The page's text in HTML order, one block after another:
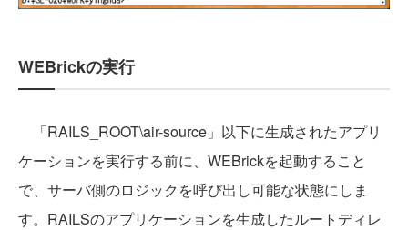
WEBrickの実行
「RAILS_ROOT\air-source」以下に生成されたアプリ
ケーションを実行する前に、WEBrickを起動すること
で、サーバ側のロジックを呼び出し可能な状態にしま
す。RAILSのアプリケーションを生成したルートディレ